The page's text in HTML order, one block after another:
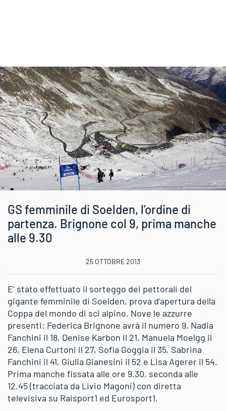
GS femminile di Soelden, l’ordine di
partenza. Brignone col 9, prima manche
alle 9.30
25 OTTOBRE 2013
E’ stato effettuato il sorteggo dei pettorali del
gigante femminile di Soelden, prova d’apertura della
Coppa del mondo di sci alpino. Nove le azzurre
presenti: Federica Brignone avrà il numero 9, Nadia
Fanchini il 18, Denise Karbon il 21, Manuela Moelgg il
26, Elena Curtoni il 27, Sofia Goggia il 35, Sabrina
Fanchini il 41, Giulia Gianesini il 52 e Lisa Agerer il 54.
Prima manche fissata alle ore 9.30, seconda alle
12.45 (tracciata da Livio Magoni) con diretta
televisiva su Raisport1 ed Eurosport1.